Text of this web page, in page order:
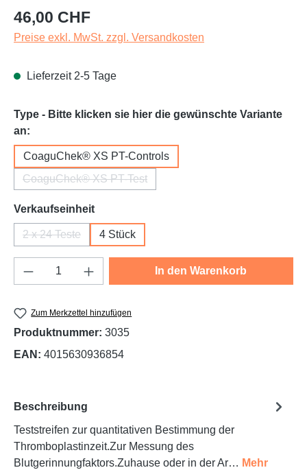
Regulärer Preis:
46,00 CHF
Preise exkl. MwSt. zzgl. Versandkosten
Lieferzeit 2-5 Tage
Type - Bitte klicken sie hier die gewünschte Variante
an:
CoaguChek® XS PT-Controls
CoaguChek® XS PT-Test
(Diese Option ist zurzeit nicht verfügbar.)
Verkaufseinheitauswählen
2 x 24 Teste
(Diese Option ist zurzeit nicht verfügbar.)
4 Stück
Produkt Anzahl: Gib den gewünschten
In den Warenkorb
Zum Merkzettel hinzufügen
Produktnummer: 3035
EAN: 4015630936854
Beschreibung
Teststreifen zur quantitativen Bestimmung der
Thromboplastinzeit.Zur Messung des
Blutgerinnungfaktors.Zuhause oder in der Ar… Mehr